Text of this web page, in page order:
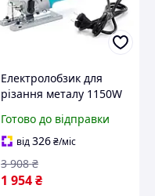
Електролобзик для
різання металу 1150W
Потужний лобзик,
Лобзик для дерева
ручний, RYH
Готово до відправки
від326₴/міс
1 954₴
3 908 ₴